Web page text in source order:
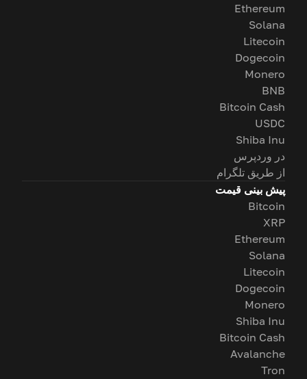
Ethereum
Solana
Litecoin
Dogecoin
Monero
BNB
Bitcoin Cash
USDC
Shiba Inu
در وردپرس
از طریق تلگرام
پیش بینی قیمت
Bitcoin
XRP
Ethereum
Solana
Litecoin
Dogecoin
Monero
Shiba Inu
Bitcoin Cash
Avalanche
Tron